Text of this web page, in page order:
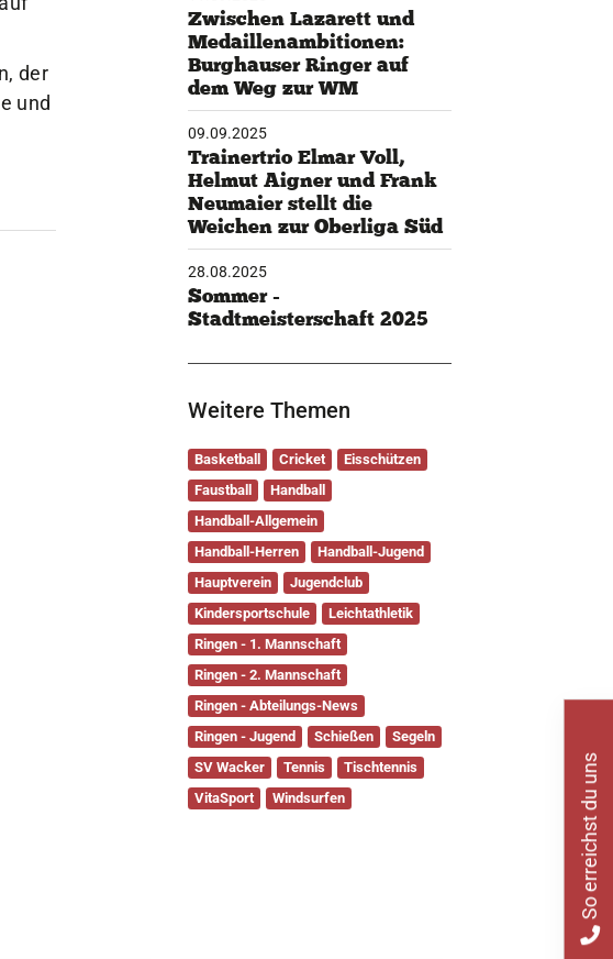
der
und
Zwischen Lazarett und
Medaillenambitionen:
Burghauser Ringer auf
dem Weg zur WM
09.09.2025
Trainertrio Elmar Voll,
Helmut Aigner und Frank
Neumaier stellt die
Weichen zur Oberliga Süd
28.08.2025
Sommer -
Stadtmeisterschaft 2025
Weitere Themen
Basketball Cricket
Eisschützen
Faustball
Handball
Handball-Allgemein
Handball-Herren
Handball-Jugend
Hauptverein
Jugendclub
Kindersportschule
Leichtathletik
Ringen - 1. Mannschaft
Ringen - 2. Mannschaft
Ringen - Abteilungs-News
Ringen - Jugend
Schießen
Segeln
SV Wacker
Tennis
Tischtennis
VitaSport
Windsurfen So erreichst du uns